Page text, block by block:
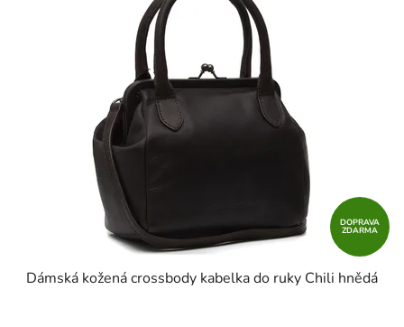
DOPRAVA
ZDARMA
Dámská kožená crossbody kabelka do ruky Chili hnědá